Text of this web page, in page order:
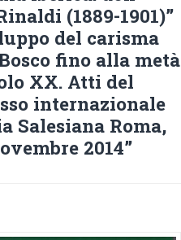
(1889-1901)”
del carisma
fino alla metà
XX. Atti del
internazionale
Salesiana Roma,
2014”